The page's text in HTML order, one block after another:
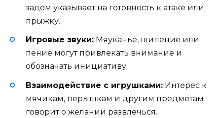
задом указывает на готовность к атаке или
прыжку.
Игровые звуки: Мяуканье, шипение или
пение могут привлекать внимание и
обозначать инициативу.
Взаимодействие с игрушками: Интерес к
мячикам, перышкам и другим предметам
говорит о желании развлечься.